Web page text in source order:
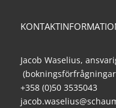
Jacob Waselius,
+358 (0)50 3535043